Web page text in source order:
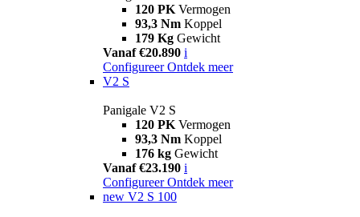
120 PK Vermogen
93,3 Nm Koppel
179 Kg Gewicht
Vanaf €20.890 i
Configureer Ontdek meer
V2 S
Panigale V2 S
120 PK Vermogen
93,3 Nm Koppel
176 kg Gewicht
Vanaf €23.190 i
Configureer Ontdek meer
new V2 S 100